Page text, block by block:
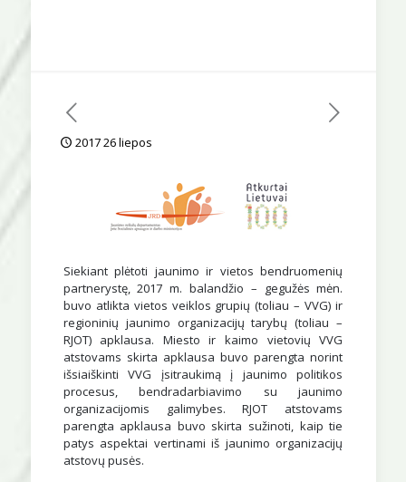
2017 26 liepos
Siekiant plėtoti jaunimo ir vietos bendruomenių
partnerystę, 2017 m. balandžio – gegužės mėn.
buvo atlikta vietos veiklos grupių (toliau – VVG) ir
regioninių jaunimo organizacijų tarybų (toliau –
RJOT) apklausa. Miesto ir kaimo vietovių VVG
atstovams skirta apklausa buvo parengta norint
išsiaiškinti VVG įsitraukimą į jaunimo politikos
procesus, bendradarbiavimo su jaunimo
organizacijomis galimybes. RJOT atstovams
parengta apklausa buvo skirta sužinoti, kaip tie
patys aspektai vertinami iš jaunimo organizacijų
atstovų pusės.